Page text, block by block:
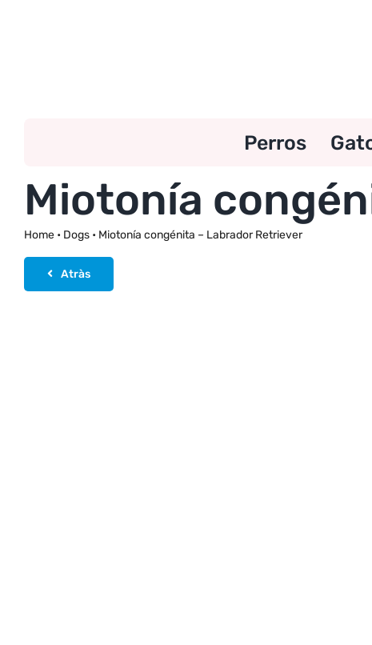
Perros
Miotonía
Home• Dogs• Miotonía congénita – Labrador Retriever
Atràs